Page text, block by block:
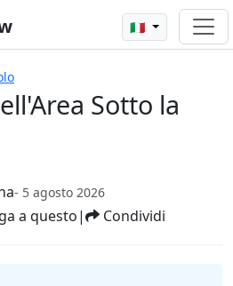
🇮🇹
Sotto la
- 5 agosto 2026
a questo| Condividi